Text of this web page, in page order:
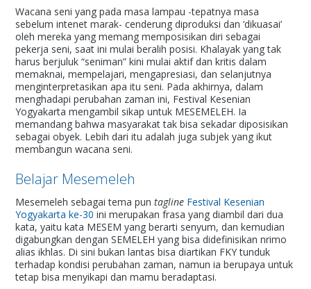
Wacana seni yang pada masa lampau -tepatnya masa
sebelum intenet marak- cenderung diproduksi dan ‘dikuasai’
oleh mereka yang memang memposisikan diri sebagai
pekerja seni, saat ini mulai beralih posisi. Khalayak yang tak
harus berjuluk “seniman” kini mulai aktif dan kritis dalam
memaknai, mempelajari, mengapresiasi, dan selanjutnya
menginterpretasikan apa itu seni. Pada akhirnya, dalam
menghadapi perubahan zaman ini, Festival Kesenian
Yogyakarta mengambil sikap untuk MESEMELEH. Ia
memandang bahwa masyarakat tak bisa sekadar diposisikan
sebagai obyek. Lebih dari itu adalah juga subjek yang ikut
membangun wacana seni.
Belajar Mesemeleh
Mesemeleh sebagai tema puntagline Festival Kesenian
Yogyakarta ke-30 ini merupakan frasa yang diambil dari dua
kata, yaitu kata MESEM yang berarti senyum, dan kemudian
digabungkan dengan SEMELEH yang bisa didefinisikan nrimo
alias ikhlas. Di sini bukan lantas bisa diartikan FKY tunduk
terhadap kondisi perubahan zaman, namun ia berupaya untuk
tetap bisa menyikapi dan mamu beradaptasi.